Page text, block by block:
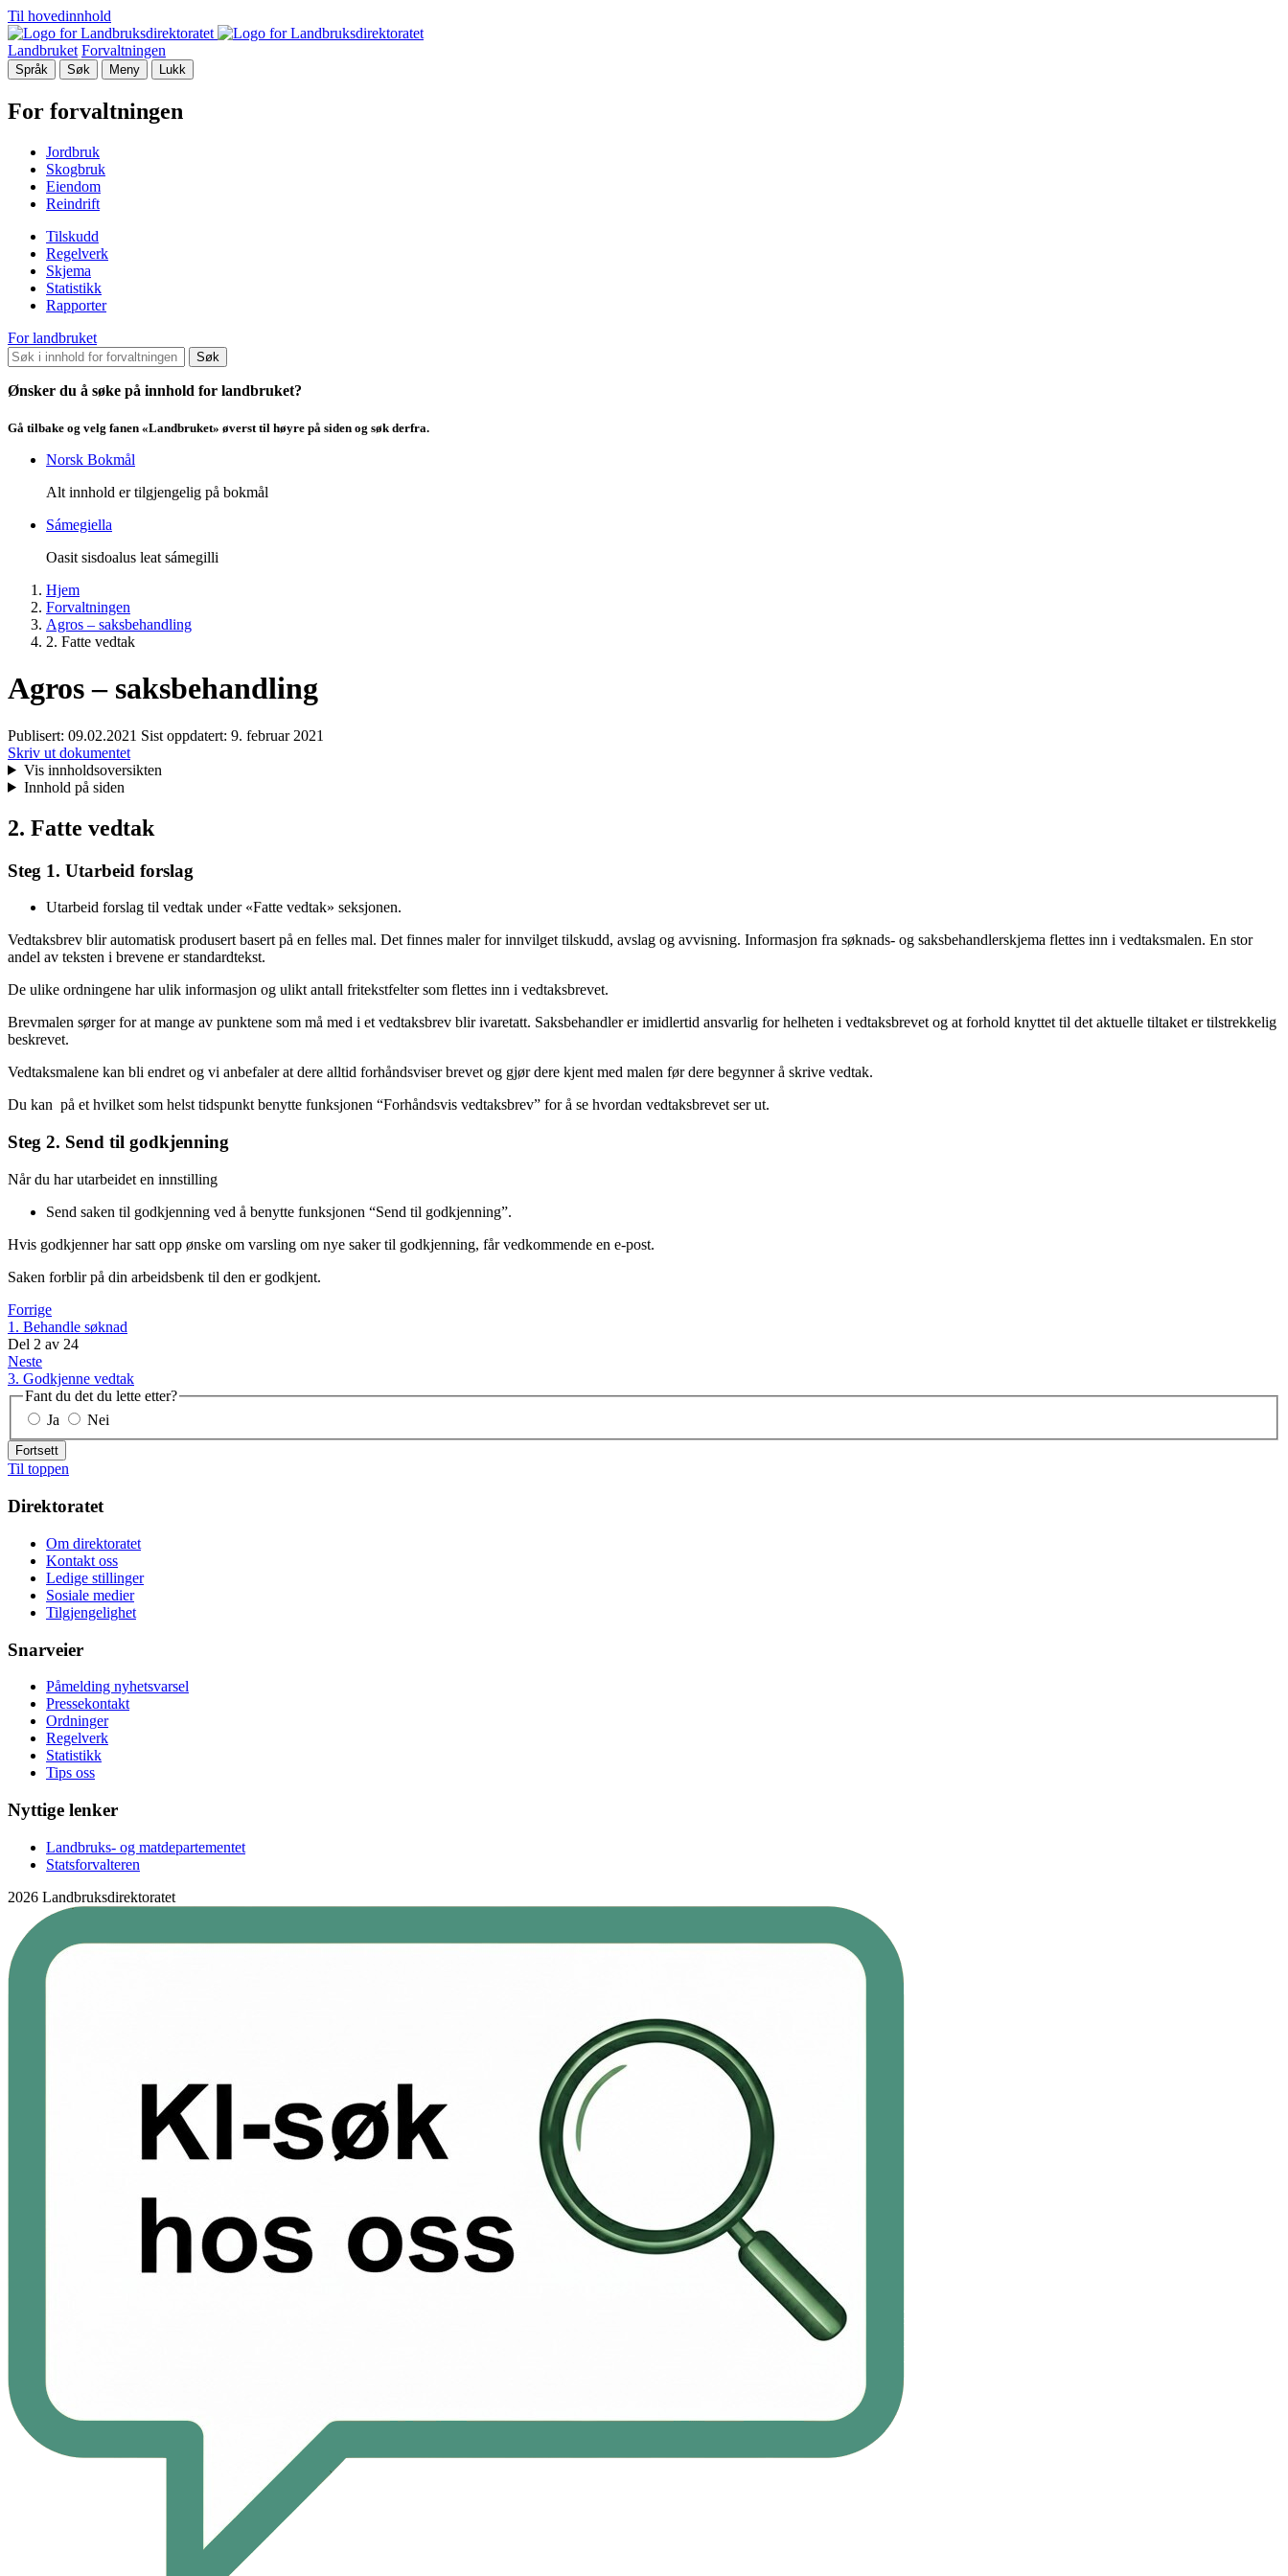
Til hovedinnhold
Landbruket Forvaltningen
Språk Søk Meny Lukk
For forvaltningen
Jordbruk
Skogbruk
Eiendom
Reindrift
Tilskudd
Regelverk
Skjema
Statistikk
Rapporter
For landbruket
Søk
Ønsker du å søke på innhold for landbruket?
Gå tilbake og velg fanen «Landbruket» øverst til høyre på siden og søk derfra.
Norsk Bokmål
Alt innhold er tilgjengelig på bokmål
Sámegiella
Oasit sisdoalus leat sámegilli
Hjem
Forvaltningen
Agros – saksbehandling
2. Fatte vedtak
Agros – saksbehandling
Publisert: 09.02.2021 Sist oppdatert: 9. februar 2021
Skriv ut dokumentet
Vis innholdsoversikten
Innhold på siden
2. Fatte vedtak
Steg 1. Utarbeid forslag
Utarbeid forslag til vedtak under «Fatte vedtak» seksjonen.
Vedtaksbrev blir automatisk produsert basert på en felles mal. Det finnes maler for innvilget tilskudd, avslag og avvisning. Informasjon fra søknads- og saksbehandlerskjema flettes inn i vedtaksmalen. En stor
andel av teksten i brevene er standardtekst.
De ulike ordningene har ulik informasjon og ulikt antall fritekstfelter som flettes inn i vedtaksbrevet.
Brevmalen sørger for at mange av punktene som må med i et vedtaksbrev blir ivaretatt. Saksbehandler er imidlertid ansvarlig for helheten i vedtaksbrevet og at forhold knyttet til det aktuelle tiltaket er tilstrekkelig
beskrevet.
Vedtaksmalene kan bli endret og vi anbefaler at dere alltid forhåndsviser brevet og gjør dere kjent med malen før dere begynner å skrive vedtak.
Du kan på et hvilket som helst tidspunkt benytte funksjonen “Forhåndsvis vedtaksbrev” for å se hvordan vedtaksbrevet ser ut.
Steg 2. Send til godkjenning
Når du har utarbeidet en innstilling
Send saken til godkjenning ved å benytte funksjonen “Send til godkjenning”.
Hvis godkjenner har satt opp ønske om varsling om nye saker til godkjenning, får vedkommende en e-post.
Saken forblir på din arbeidsbenk til den er godkjent.
Forrige
1. Behandle søknad
Del 2 av 24
Neste
3. Godkjenne vedtak
Fant du det du lette etter?
Ja
Nei
Fortsett
Til toppen
Direktoratet
Om direktoratet
Kontakt oss
Ledige stillinger
Sosiale medier
Tilgjengelighet
Snarveier
Påmelding nyhetsvarsel
Pressekontakt
Ordninger
Regelverk
Statistikk
Tips oss
Nyttige lenker
Landbruks- og matdepartementet
Statsforvalteren
2026 Landbruksdirektoratet